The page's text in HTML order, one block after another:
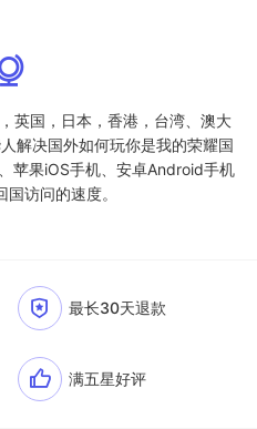
英国，日本，香港，台湾、澳大
解决国外如何玩你是我的荣耀国
苹果iOS手机、安卓Android手机
访问的速度。
最长30天退款
满五星好评